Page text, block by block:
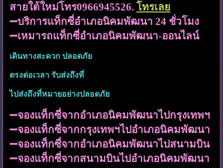
สายใต้ใหม่โทร0966945526.โทรเลย
➖บริการแท็กซี่อำเภอนิคมพัฒนา 24 ชั่วโมง
➖เหมารถแท็กซี่อำเภอนิคมพัฒนา-ออนไลน์
เดินทางสะดวก ปลอดภัย
ตรงต่อเวลา รับส่งถึงที่
ไปส่งถึงที่หมายอย่างปลอดภัย
➖จองแท็กซี่จากอำเภอนิคมพัฒนาไปกรุงเทพฯ
➖จองแท็กซี่จากกรุงเทพฯไปอำเภอนิคมพัฒนา
➖จองแท็กซี่จากอำเภอนิคมพัฒนาไปสนามบิน
➖จองแท็กซี่จากสนามบินไปอำเภอนิคมพัฒนา